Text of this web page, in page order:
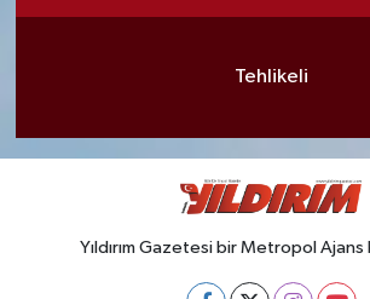
Tehlikeli
Yıldırım Gazetesi bir Metropol Ajans